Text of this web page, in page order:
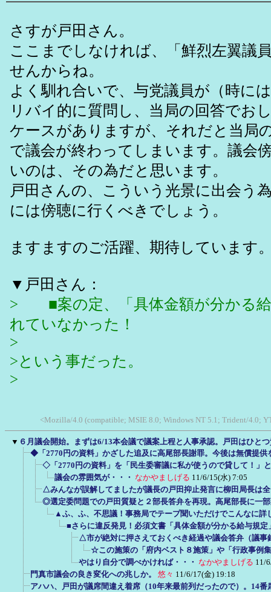
さすが戸田さん。
ここまでしなければ、「鮮烈左翼議
せんからね。
よく馴れ合いで、与党議員が（時に
リバイ的に質問し、当局の回答でお
ケースがありますが、それだと当局
で議会が終わってしまいます。議会
いのは、その為だと思います。
戸田さんの、こういう光景に出会う
には傍聴に行くべきでしょう。
ますますのご活躍、期待しています
▼戸田さん：
> ■案の定、「具体金額が分かる給
れていなかった！
>
>という事だった。
>
<Mozilla/4.0 (compatible; MSIE 8.0; Windows NT 5.1; Trident/4.0;
▼ ６月議会開始。まずは6/13本会議で議案上程と人事承認。戸田はひと
◆「2770円の資料」かざした追及に高尾部長謝罪。今後は無償提供
◇「2770円の資料」を「民生委審議に私が使うので貸して！」
議会の雰囲気が・・・ なかやましげる 11/6/15(水) 7:05
△みんなが誤解してましたが議長の戸田抑止発言に柳田局長は
◎選定委問題での戸田質疑と２部長答弁を再現。高尾部長に一
▲ふ、ふ、不思議！事務局でテープ聞いただけでこんなに詳
■さらに違反発見！必須文書「具体金額が分かる給与規
△市が絶対に押さえておくべき経過や議会答弁（議事
☆この施策の「府内ベスト８施策」や「行政事例
やはり自分で調べかければ・・・ なかやましげる 11/
門真市議会の良き変化への兆しか。
悠々 11/6/17(金) 19:18
アハハ、戸田が議席間違え着席（10年来最前列だったので）。14番